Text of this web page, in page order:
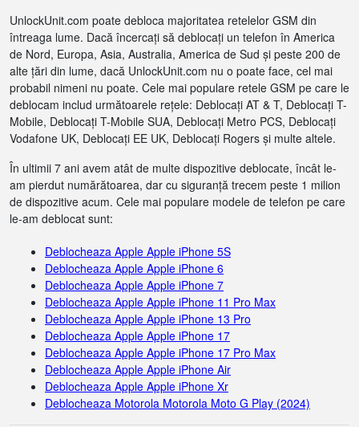
UnlockUnit.com poate debloca majoritatea retelelor GSM din
întreaga lume. Dacă încercați să deblocați un telefon în America
de Nord, Europa, Asia, Australia, America de Sud și peste 200 de
alte țări din lume, dacă UnlockUnit.com nu o poate face, cel mai
probabil nimeni nu poate. Cele mai populare retele GSM pe care le
deblocam includ următoarele rețele: Deblocați AT & T, Deblocați T-
Mobile, Deblocați T-Mobile SUA, Deblocați Metro PCS, Deblocați
Vodafone UK, Deblocați EE UK, Deblocați Rogers și multe altele.
În ultimii 7 ani avem atât de multe dispozitive deblocate, încât le-
am pierdut numărătoarea, dar cu siguranță trecem peste 1 milion
de dispozitive acum. Cele mai populare modele de telefon pe care
le-am deblocat sunt:
Deblocheaza Apple Apple iPhone 5S
Deblocheaza Apple Apple iPhone 6
Deblocheaza Apple Apple iPhone 7
Deblocheaza Apple Apple iPhone 11 Pro Max
Deblocheaza Apple Apple iPhone 13 Pro
Deblocheaza Apple Apple iPhone 17
Deblocheaza Apple Apple iPhone 17 Pro Max
Deblocheaza Apple Apple iPhone Air
Deblocheaza Apple Apple iPhone Xr
Deblocheaza Motorola Motorola Moto G Play (2024)